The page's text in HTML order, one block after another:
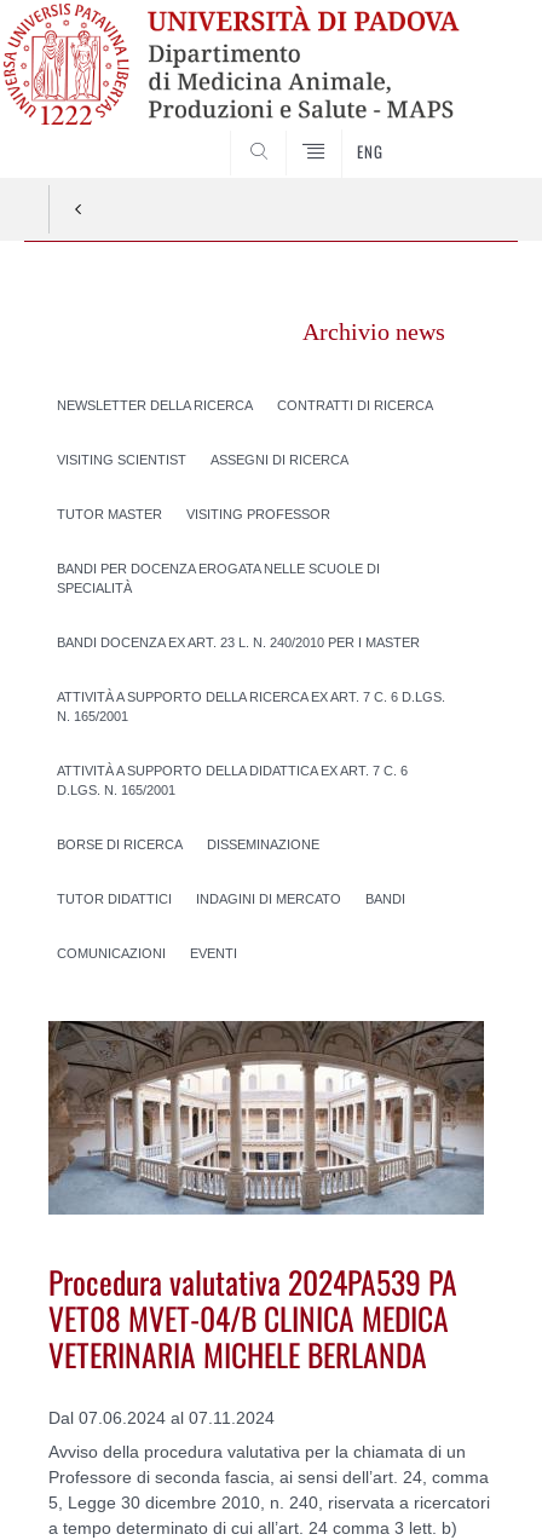
ENG
Archivio news
NEWSLETTER DELLA RICERCA CONTRATTI DI RICERCA
VISITING SCIENTIST ASSEGNI DI RICERCA
TUTOR MASTER VISITING PROFESSOR
BANDI PER DOCENZA EROGATA NELLE SCUOLE DI
SPECIALITÀ
BANDI DOCENZA EX ART. 23 L. N. 240/2010 PER I MASTER
ATTIVITÀ A SUPPORTO DELLA RICERCA EX ART. 7 C. 6 D.LGS.
N. 165/2001
ATTIVITÀ A SUPPORTO DELLA DIDATTICA EX ART. 7 C. 6
D.LGS. N. 165/2001
BORSE DI RICERCA DISSEMINAZIONE
TUTOR DIDATTICI INDAGINI DI MERCATO BANDI
COMUNICAZIONI EVENTI
Procedura valutativa 2024PA539 PA
VET08 MVET-04/B CLINICA MEDICA
VETERINARIA MICHELE BERLANDA
Dal 07.06.2024 al 07.11.2024
Avviso della procedura valutativa per la chiamata di un
Professore di seconda fascia, ai sensi dell’art. 24, comma
5, Legge 30 dicembre 2010, n. 240, riservata a ricercatori
a tempo determinato di cui all’art. 24 comma 3 lett. b)